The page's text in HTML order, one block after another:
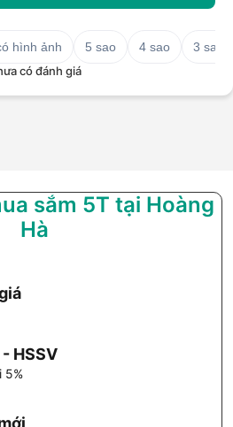
hình ảnh 5 sao 4 sao
3 sao
có đánh giá
sắm 5T tại Hoàng
Hà
HSSV
5%